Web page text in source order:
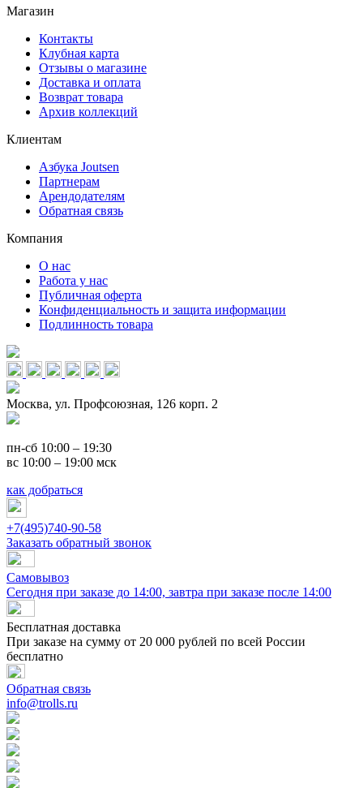
Магазин
Контакты
Клубная карта
Отзывы о магазине
Доставка и оплата
Возврат товара
Архив коллекций
Клиентам
Азбука Joutsen
Партнерам
Арендодателям
Обратная связь
Компания
О нас
Работа у нас
Публичная оферта
Конфиденциальность и защита информации
Подлинность товара
Москва, ул. Профсоюзная, 126 корп. 2
пн-сб 10:00 – 19:30
вс 10:00 – 19:00 мск
как добраться
+7(495)740-90-58
Заказать обратный звонок
Самовывоз
Сегодня при заказе до 14:00, завтра при заказе после 14:00
Бесплатная доставка
При заказе на сумму от 20 000 рублей по всей России
бесплатно
Обратная связь
info@trolls.ru